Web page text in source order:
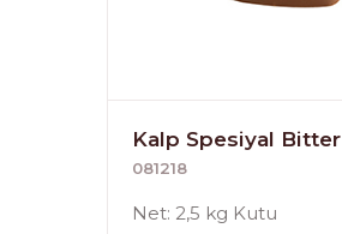
Kalp Spesiyal Bitter
081218
Net: 2,5 kg Kutu